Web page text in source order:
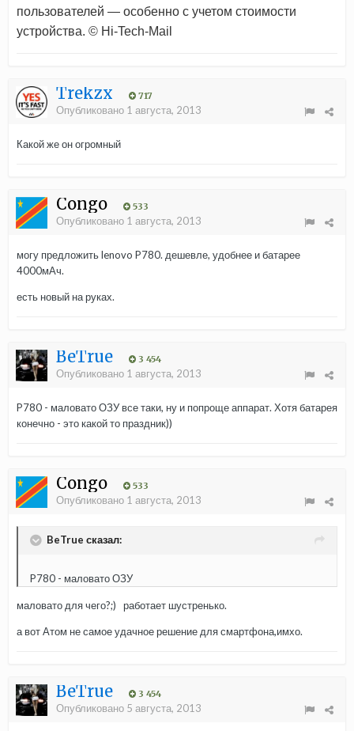
пользователей — особенно с учетом стоимости
устройства. © Hi-Tech-Mail
Trekzx 717
Опубликовано 1 августа, 2013
Какой же он огромный
Congo 533
Опубликовано 1 августа, 2013
могу предложить lenovo P780. дешевле, удобнее и батарее
4000мАч.
есть новый на руках.
BeTrue 3 454
Опубликовано 1 августа, 2013
P780 - маловато ОЗУ все таки, ну и попроще аппарат. Хотя батарея
конечно - это какой то праздник))
Congo 533
Опубликовано 1 августа, 2013
BeTrue сказал:
P780 - маловато ОЗУ
маловато для чего?;) работает шустренько.
а вот Атом не самое удачное решение для смартфона,имхо.
BeTrue 3 454
Опубликовано 5 августа, 2013